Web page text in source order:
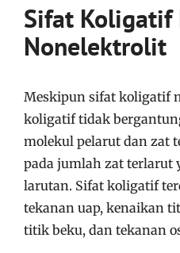
Sifat Koligatif
Nonelektrolit
Meskipun sifat koligatif
koligatif tidak
molekul pelarut dan zat
pada jumlah zat terlarut
larutan. Sifat koligatif
tekanan uap, kenaikan
titik beku, dan tekanan